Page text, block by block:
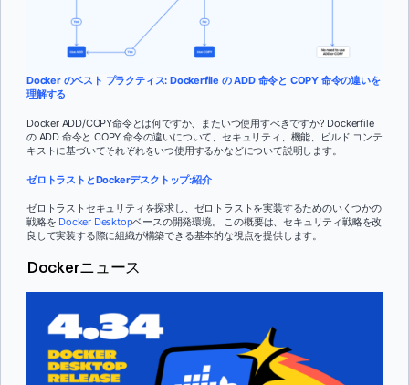
Docker のベスト プラクティス: Dockerfile の ADD 命令と COPY 命令の違いを
理解する
Docker ADD/COPY命令とは何ですか、またいつ使用すべきですか? Dockerfile
の ADD 命令と COPY 命令の違いについて、セキュリティ、機能、ビルド コンテ
キストに基づいてそれぞれをいつ使用するかなどについて説明します。
ゼロトラストとDockerデスクトップ:紹介
ゼロトラストセキュリティを探求し、ゼロトラストを実装するためのいくつかの
戦略を Docker Desktopベースの開発環境。 この概要は、セキュリティ戦略を改
良して実装する際に組織が構築できる基本的な視点を提供します。
Dockerニュース